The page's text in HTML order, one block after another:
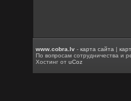
www.cobra.lv -карта сайта |
По вопросам сотрудничества и
Хостинг отuCoz